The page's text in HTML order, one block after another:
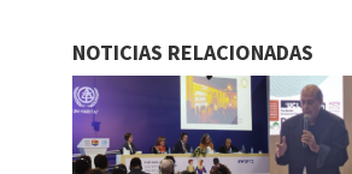
NOTICIAS RELACIONADAS